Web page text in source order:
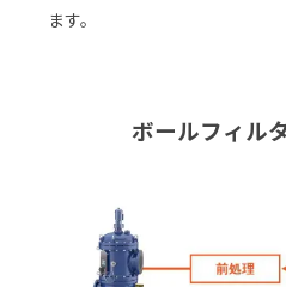
ます。
ボールフィル